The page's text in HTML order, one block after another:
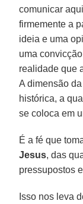
comunicar
firmemente a
ideia e uma
uma
realidade que
A dimensão
histórica, a
se coloca em
É a fé que
Jesus, das
pressupostos
Isso nos leva